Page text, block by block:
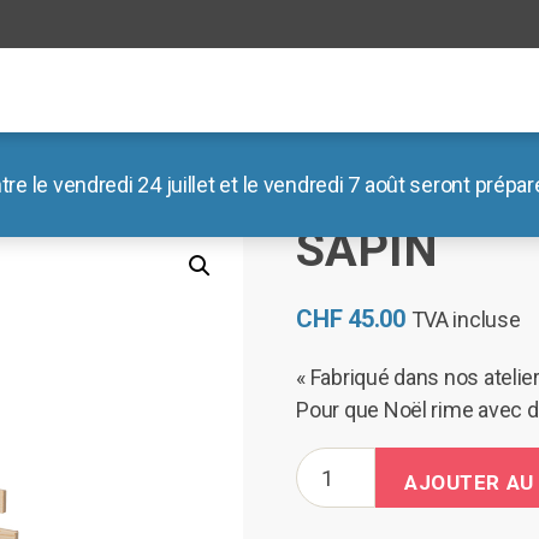
le vendredi 24 juillet et le vendredi 7 août seront
SAPIN
CHF45.00 TVA incluse
« Fabriqué dans nos
Pour que Noël rime avec
quantité
de
AJOUTER AU